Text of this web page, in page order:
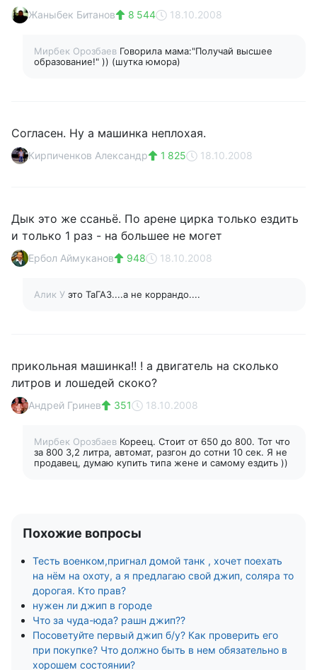
Жаныбек Битанов 8 544 18.10.2008
Мирбек Орозбаев Говорила мама:"Получай высшее
образование!" )) (шутка юмора)
Согласен. Ну а машинка неплохая.
Кирпиченков Александр 1 825 18.10.2008
Дык это же ссаньё. По арене цирка только ездить
и только 1 раз - на большее не могет
Ербол Аймуканов 948 18.10.2008
Алик У это ТаГАЗ....а не коррандо....
прикольная машинка!! ! а двигатель на сколько
литров и лошедей скоко?
Андрей Гринев 351 18.10.2008
Мирбек Орозбаев Кореец. Стоит от 650 до 800. Тот что
за 800 3,2 литра, автомат, разгон до сотни 10 сек. Я не
продавец, думаю купить типа жене и самому ездить ))
Похожие вопросы
Тесть военком,пригнал домой танк , хочет поехать
на нём на охоту, а я предлагаю свой джип, соляра то
дорогая. Кто прав?
нужен ли джип в городе
Что за чуда-юда? рашн джип??
Посоветуйте первый джип б/у? Как проверить его
при покупке? Что должно быть в нем обязательно в
хорошем состоянии?